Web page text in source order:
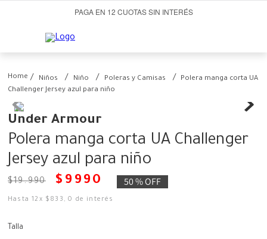
PAGA EN 12 CUOTAS SIN INTERÉS
Niños Niño Poleras y Camisas
Polera manga corta UA
Challenger Jersey azul para niño
Under Armour
Polera manga corta UA Challenger
Jersey azul para niño
$19.990 $ 9990 50 %OFF
Hasta12 x $ 833 ,0 de interés
Talla